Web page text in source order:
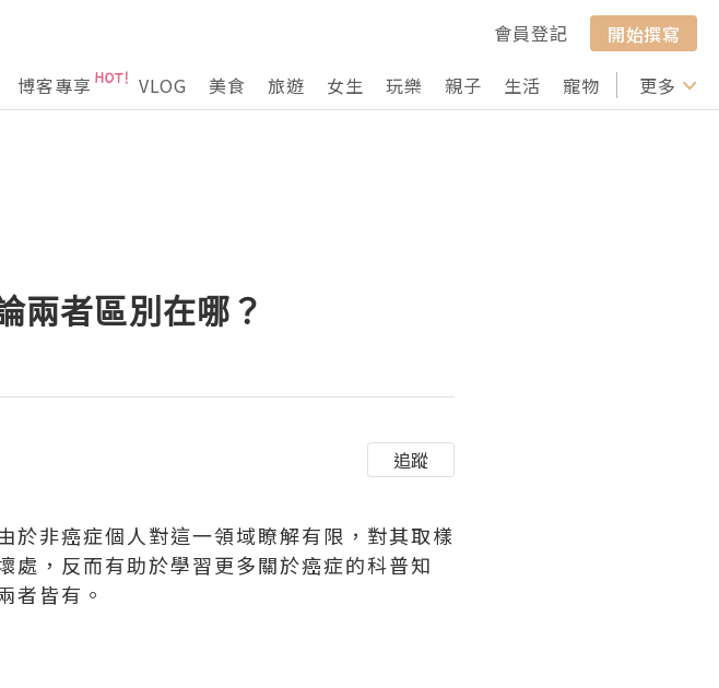
會員登記
開始撰寫
博客專享 VLOG 美食 旅遊 女生 玩樂 親子 生活 寵物 行山 打卡
更多
兩者區別在哪？
追蹤
於非癌症個人對這一領域瞭解有限，對其取樣
處，反而有助於學習更多關於癌症的科普知
者皆有。